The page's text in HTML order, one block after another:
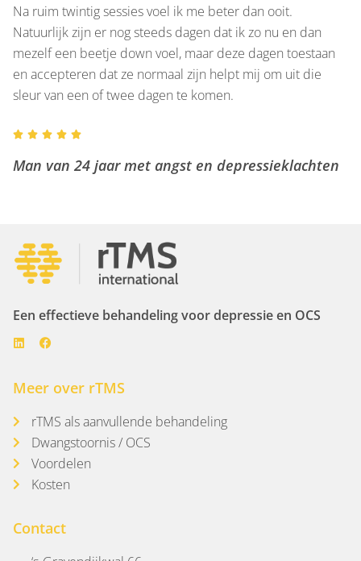
Na ruim twintig sessies voel ik me beter dan ooit.
Natuurlijk zijn er nog steeds dagen dat ik zo nu en dan
mezelf een beetje down voel, maar deze dagen toestaan
en accepteren dat ze normaal zijn helpt mij om uit die
sleur van een of twee dagen te komen.
    
Man van 24 jaar met angst en depressieklachten
Een effectieve behandeling voor depressie en OCS
Meer over rTMS
rTMS als aanvullende behandeling
Dwangstoornis / OCS
Voordelen
Kosten
Contact